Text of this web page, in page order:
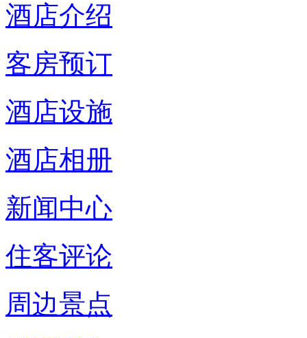
酒店介绍
客房预订
酒店设施
酒店相册
新闻中心
住客评论
周边景点